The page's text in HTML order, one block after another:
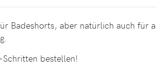
Badeshorts, aber natürlich auch für
bestellen!